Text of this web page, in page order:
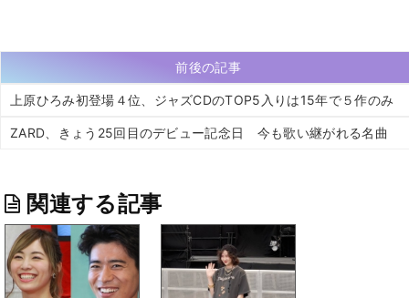
前後の記事
上原ひろみ初登場４位、ジャズCDのTOP5入りは15年で５作のみ
ZARD、きょう25回目のデビュー記念日 今も歌い継がれる名曲
関連する記事